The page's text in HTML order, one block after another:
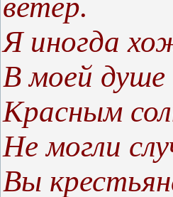
ветер.
Я иногда
В моей душе
Красным
Не могли
Вы